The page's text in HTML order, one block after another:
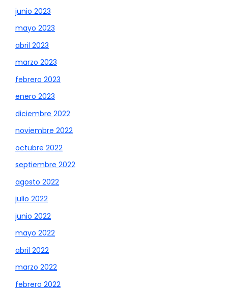
junio 2023
mayo 2023
abril 2023
marzo 2023
febrero 2023
enero 2023
diciembre 2022
noviembre 2022
octubre 2022
septiembre 2022
agosto 2022
julio 2022
junio 2022
mayo 2022
abril 2022
marzo 2022
febrero 2022